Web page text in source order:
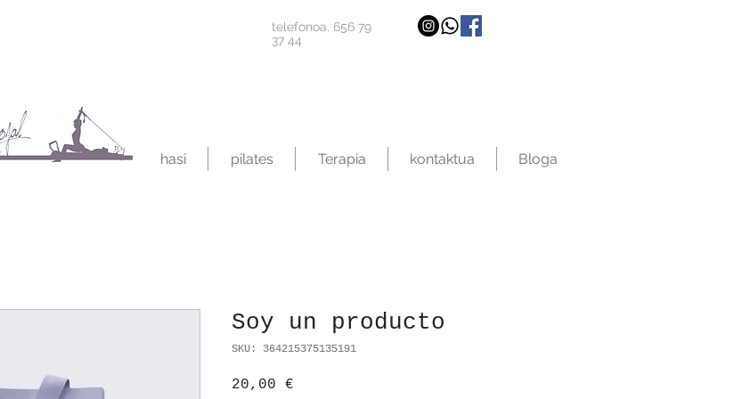
telefonoa. 656 79
37 44
hasi pilates Terapia kontaktua Bloga
Soy un producto
SKU: 364215375135191
20,00 €